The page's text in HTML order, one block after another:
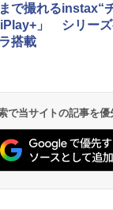
で撮れるinstax“
」 シリーズ
搭載
で当サイトの記事を優